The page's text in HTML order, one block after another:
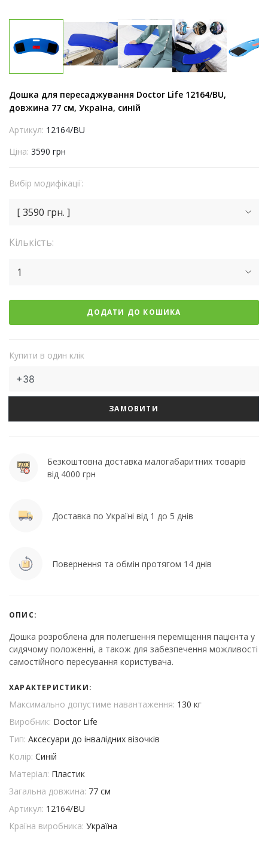
Дошка для пересаджування Doctor Life 12164/BU,
довжина 77 см, Україна, синій
Артикул: 12164/BU
Ціна: 3590 грн
Вибір модифікації:
[ 3590 грн. ]
Кількість:
1
ДОДАТИ ДО КОШИКА
Купити в один клік
ЗАМОВИТИ
Безкоштовна доставка малогабаритних товарів
від 4000 грн
Доставка по Україні від 1 до 5 днів
Повернення та обмін протягом 14 днів
ОПИС:
Дошка розроблена для полегшення переміщення пацієнта у
сидячому положенні, а також для забезпечення можливості
самостійного пересування користувача.
ХАРАКТЕРИСТИКИ:
Максимально допустиме навантаження: 130 кг
Виробник: Doctor Life
Тип: Аксесуари до інвалідних візочків
Колір: Синій
Матеріал: Пластик
Загальна довжина: 77 см
Артикул: 12164/BU
Країна виробника: Україна